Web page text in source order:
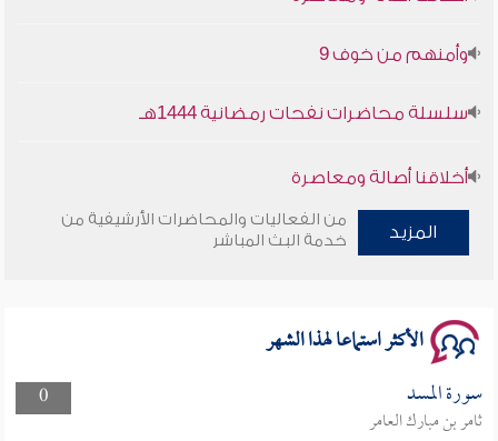
وأمنهم من خوف 9
سلسلة محاضرات نفحات رمضانية 1444هـ
أخلاقنا أصالة ومعاصرة
وأمنهم من خوف 9
المزيد
من الفعاليات والمحاضرات الأرشيفية من
خدمة البث المباشر
الأكثر استماعا لهذا الشهر
0 سورة المسد
ثامر بن مبارك العامر